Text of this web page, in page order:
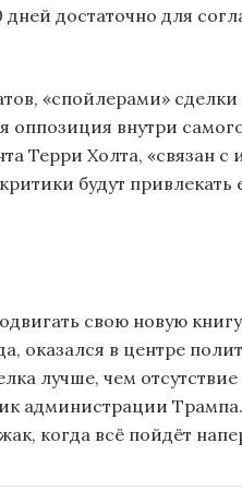
достаточно для
«спойлерами»
оппозиция внутри
Терри Холта, «связан
будут привлекать
свою новую
оказался в центре
лучше, чем
администрации
когда всё пойдёт